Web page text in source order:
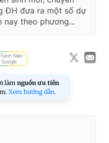
ĐH đưa ra một số dự
nay theo phương...
làm nguồn ưu tiên
Xem hướng dẫn.